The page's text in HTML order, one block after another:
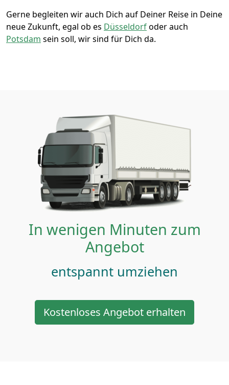
Gerne begleiten wir auch Dich auf Deiner Reise in Deine
neue Zukunft, egal ob es Düsseldorfoder auch
Potsdam sein soll, wir sind für Dich da.
In wenigen Minuten zum
Angebot
entspannt umziehen
Kostenloses Angebot erhalten